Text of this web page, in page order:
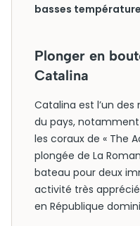
basses
Plonger en
Catalina
Catalina est l’un
du pays, notamment
les coraux de « The
plongée de La
bateau pour deux
activité très
en République